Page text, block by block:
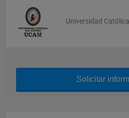
Universidad
Solicitar